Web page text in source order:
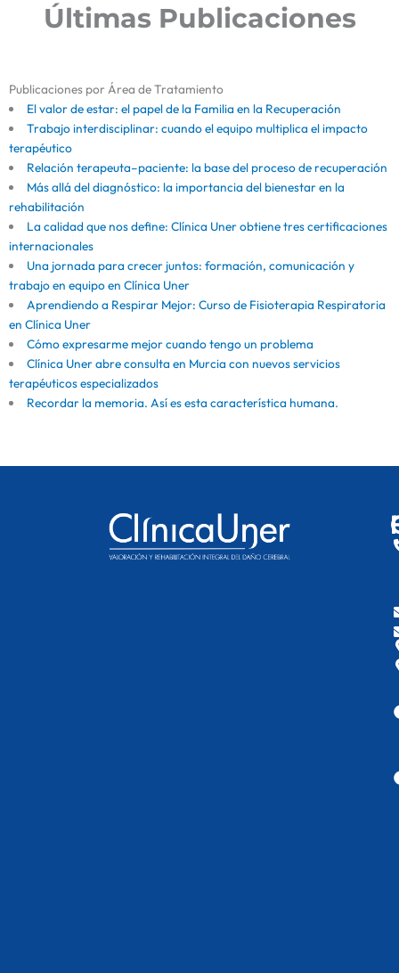
Últimas Publicaciones
Publicaciones por Área de Tratamiento
El valor de estar: el papel de la Familia en la Recuperación
Trabajo interdisciplinar: cuando el equipo multiplica el impacto
terapéutico
Relación terapeuta–paciente: la base del proceso de recuperación
Más allá del diagnóstico: la importancia del bienestar en la
rehabilitación
La calidad que nos define: Clínica Uner obtiene tres certificaciones
internacionales
Una jornada para crecer juntos: formación, comunicación y
trabajo en equipo en Clínica Uner
Aprendiendo a Respirar Mejor: Curso de Fisioterapia Respiratoria
en Clínica Uner
Cómo expresarme mejor cuando tengo un problema
Clínica Uner abre consulta en Murcia con nuevos servicios
terapéuticos especializados
Recordar la memoria. Así es esta característica humana.